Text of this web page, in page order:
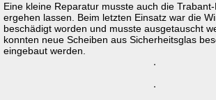
Eine kleine Reparatur musste auch die
ergehen lassen. Beim letzten Einsatz war die
beschädigt worden und musste ausgetauscht
konnten neue Scheiben aus Sicherheitsglas
eingebaut werden.